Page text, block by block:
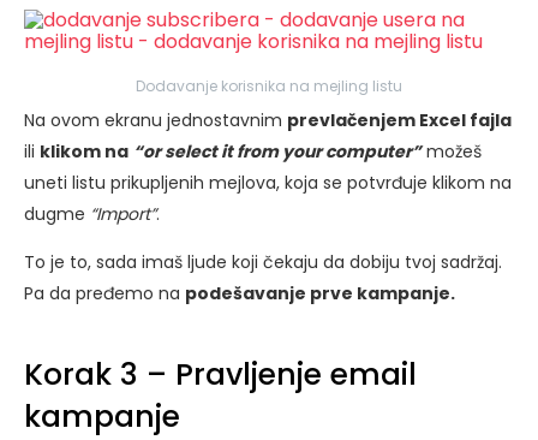
Dodavanje korisnika na mejling listu
Na ovom ekranu jednostavnim prevlačenjem Excel fajla
ili klikom na “or select it from your computer” možeš
uneti listu prikupljenih mejlova, koja se potvrđuje klikom na
dugme “Import”.
To je to, sada imaš ljude koji čekaju da dobiju tvoj sadržaj.
Pa da pređemo na podešavanje prve kampanje.
Korak 3 – Pravljenje email
kampanje